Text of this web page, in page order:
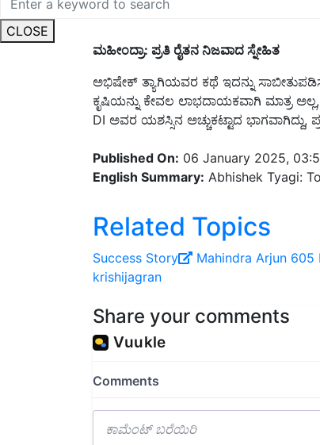
CLOSE
ಮಹೀಂದ್ರಾ: ಪ್ರತಿ ರೈತನ ನಿಜವಾದ ಸ್ನೇಹಿತ
ಅಭಿಷೇಕ್ ತ್ಯಾಗಿಯವರ ಕಥೆ ಇದನ್ನು
ಕೃಷಿಯನ್ನು ಕೇವಲ ಲಾಭದಾಯಕವಾಗಿ ಮಾತ್ರ
DI ಅವರ ಯಶಸ್ಸಿನ ಅಚ್ಚುಕಟ್ಟಾದ
Published On: 06 January 2025,
English Summary: Abhishek Tyagi:
Related Topics
Success Story Mahindra Arjun 605
krishijagran
Share your comments